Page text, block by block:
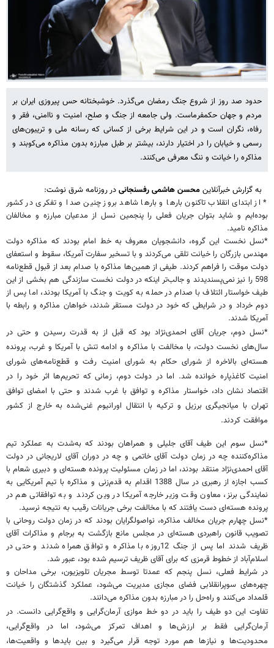
‌حدود صد روز از شروع جنگ رمضان می‌گذرد. خوشبختانه حس پیروزی ایران بر
مردم و جهان حکمفرماست. ولی جامعه از جنگ و صلح، امنیت و ناامنی، فقر و
رفاه، نگران است و در این شرایط برخی از کسانی که رسانه ملی و تریبون‌های
رسمی و خیابان را در اختیار دارند، بیشتر بر طبل مبارزه بدون مذاکره می‌کوبند و
مذاکره را خیانت و ننگ معرفی می‌کنند.
به گزارش خبرآنلاین محسن هاشمی رفسنجانی در روزنامه شرق نوشت:
* از ابتدای انقلاب تاکنون بارها و بارها شاهد بروز چنین صدا و تفکری در کشور
بوده‌ایم و شاید بتوان جریان فعلی را پنجمین نسل از مدعیان مبارزه و مخالفان
مذاکره نامید.
*نسل نخست این گروه، دانشجویان معروف به خط امام بودند که مذاکره دولت
مهندس بازرگان را خیانت تلقی می‌کردند و با تسخیر سفارت آمریکا، سقوط و استعفای
دولت موقت را فراهم کردند. طیفی از همین‌ها مذاکره با صدام بعد از قبول قطع‌نامه
598 را نیز نمی‌پسندیدند و جالب‌تر اینکه در دولت نخست سازندگی هم بخشی از این
طیف خواستار ائتلاف با صدام در حمله به کویت و جنگ با آمریکا بودند، اما پس از
دوم خرداد و در شرایطی که خود در دولت مستقر شدند، خواهان مذاکره و رابطه با
آمریکا شدند.
*نسل دوم، جریان آقای احمدی‌نژاد بود که قبل از به قدرت رسیدن و حتی در
سال‌های نخست دولت، با مخالفت با مذاکره و ادامه تنش با آمریکا و غرب، پرونده
هسته‌ای بالاخره از شورای حکام به شورای امنیت رفت و قطع‌نامه‌های شورای
امنیت کاغذپاره خوانده شد. اما در دولت دوم، زمانی که تحریم‌ها اثر خود را در
اقتصاد نشان داد، خواستار مذاکره و توافق با غرب شدند و حتی با امضای توافق
تهران با میانجیگری برزیل و ترکیه با انتقال اورانیوم غنی‌شده به خارج از کشور
موافقت کردند.
*نسل سوم این طیف آقای جلیلی و همراهان بودند که به‌شدت به عملکرد تیم
مذاکره‌کننده چه در زمان دولت آقای خاتمی و چه در دوران آقای لاریجانی در دولت
آقای احمدی‌نژاد منتقد بودند، اما در زمان مسئولیت پرونده هسته‌ای و دبیری شعام با
کسب اجازه از رهبری در سال 1388 اقدام به قدم‌زنی و مذاکره با تیم آمریکایی به
نمایندگی برنز، معاون وقت وزیر خارجه آمریکا در وین کردند و به توافقاتی هم در
پرونده هسته‌ای دست یافتند که با مخالفت برخی جریانات رقیب به نتیجه نرسید.
*نسل چهارم جریان مخالف مذاکره، نواصولگرایان بودند که در زمان دولت روحانی با
تصویب قانون راهبردی هسته‌ای در مجلس مانع بازگشت به برجام و مذاکرات آقای
ظریف شدند اما پس از جنگ 12روزه با مذاکره و توافق همراه شدند و حتی در
اسلام‌آباد از خطوط قرمزی که برای آقای ظریف ترسیم شده بود، عبور شد.
در شرایط فعلی، نسل پنجم که عمدتا توسط مجریان تلویزیون، برخی مداحان و
چهره‌های سوپرانقلابی فضای مجازی مدیریت می‌شود، عملکرد گذشتگان را خیانت
قلمداد می‌کنند و راه‌حل را در مبارزه بدون مذاکره می‌دانند.
تفاوت این دو طیف را باید در دو خط موازی آرمان‌گرایی و واقع‌گرایی دانست. در
آرمان‌گرایی فقط بر ارزش‌ها و اهداف تمرکز می‌شود، اما در واقع‌گرایی،
محدودیت‌ها و نیازها هم مورد توجه قرار می‌گیرد و بین بایدها و واقعیت‌ها،